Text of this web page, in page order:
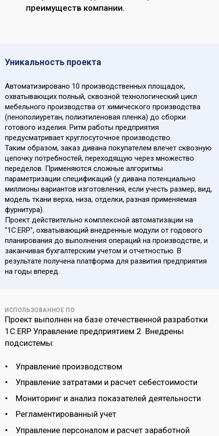
преимуществ компании.
Уникальность проекта
Автоматизировано 10 производственных площадок,
охватывающих полный, сквозной технологический цикл
мебельного производства от химического производства
(пенополиуретан, полиэтиленовая пленка) до сборки
готового изделия. Ритм работы предприятия
предусматривает круглосуточное производство.
Таким образом, заказ дивана покупателем влечет сквозную
цепочку потребностей, переходящую через множество
переделов. Применяются сложные алгоритмы
параметризации спецификаций (у дивана потенциально
миллионы вариантов изготовления, если учесть размер, вид,
модель ткани верха, низа, отделки, разная применяемая
фурнитура).
Проект действительно комплексной автоматизации на
"1С:ERP", охватывающий внедренные модули от годового
планирования до выполнения операций на производстве, и
заканчивая бухгалтерским учетом и отчетностью. В
результате получена платформа для развития предприятия
на годы вперед.
ИСПОЛЬЗОВАННОЕ ПО
Проект выполнен на базе отечественной разработки
1С:ERP Управление предприятием 2. Внедрены
подсистемы:
Управление производством
Управление затратами и расчет себестоимости
Мониторинг и анализ показателей деятельности
Регламентированный учет
Управление персоналом и расчет заработной